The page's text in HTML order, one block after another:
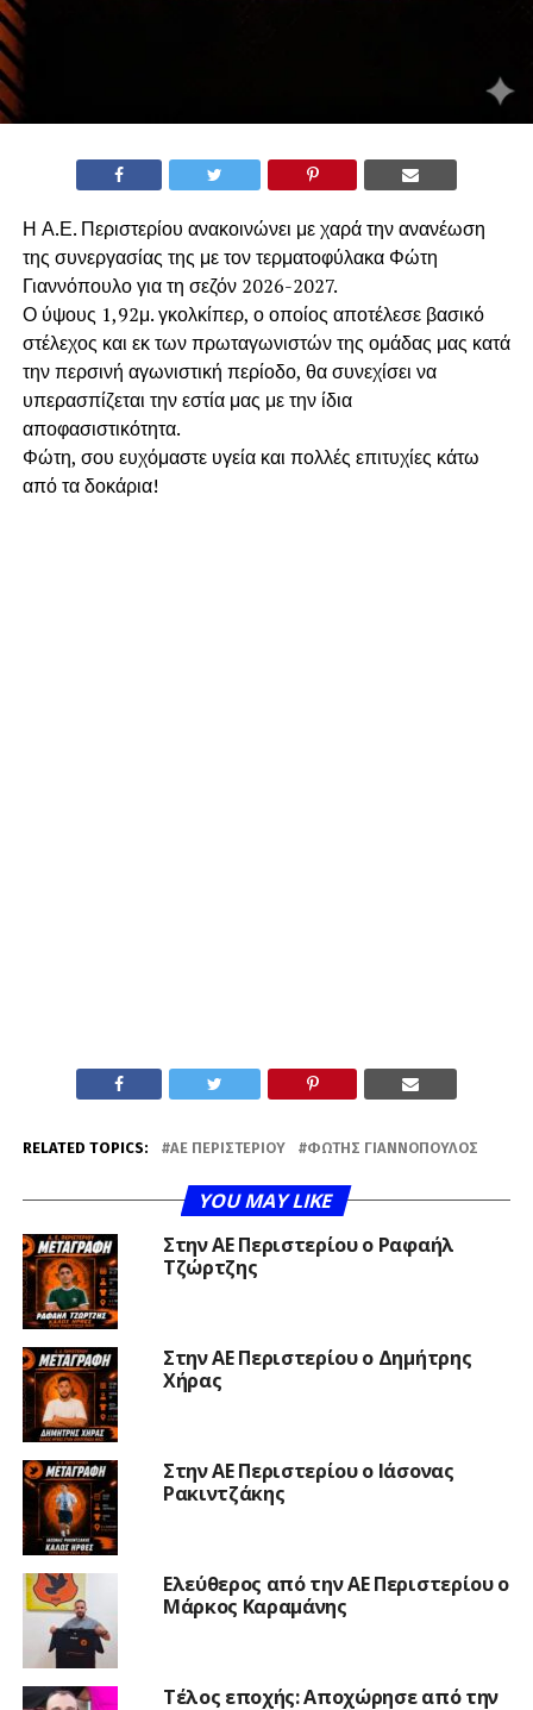
Η Α.Ε. Περιστερίου ανακοινώνει με χαρά την ανανέωση
της συνεργασίας της με τον τερματοφύλακα Φώτη
Γιαννόπουλο για τη σεζόν 2026-2027.
​Ο ύψους 1,92μ. γκολκίπερ, ο οποίος αποτέλεσε βασικό
στέλεχος και εκ των πρωταγωνιστών της ομάδας μας κατά
την περσινή αγωνιστική περίοδο, θα συνεχίσει να
υπερασπίζεται την εστία μας με την ίδια
αποφασιστικότητα.
​Φώτη, σου ευχόμαστε υγεία και πολλές επιτυχίες κάτω
από τα δοκάρια!
RELATED TOPICS: ΑΕ ΠΕΡΙΣΤΕΡΊΟΥ ΦΏΤΗΣ ΓΙΑΝΝΌΠΟΥΛΟΣ
YOU MAY LIKE
Στην ΑΕ Περιστερίου ο Ραφαήλ
Τζώρτζης
Στην ΑΕ Περιστερίου ο Δημήτρης
Χήρας
Στην ΑΕ Περιστερίου ο Ιάσονας
Ρακιντζάκης
Ελεύθερος από την ΑΕ Περιστερίου ο
Μάρκος Καραμάνης
Τέλος εποχής: Αποχώρησε από την